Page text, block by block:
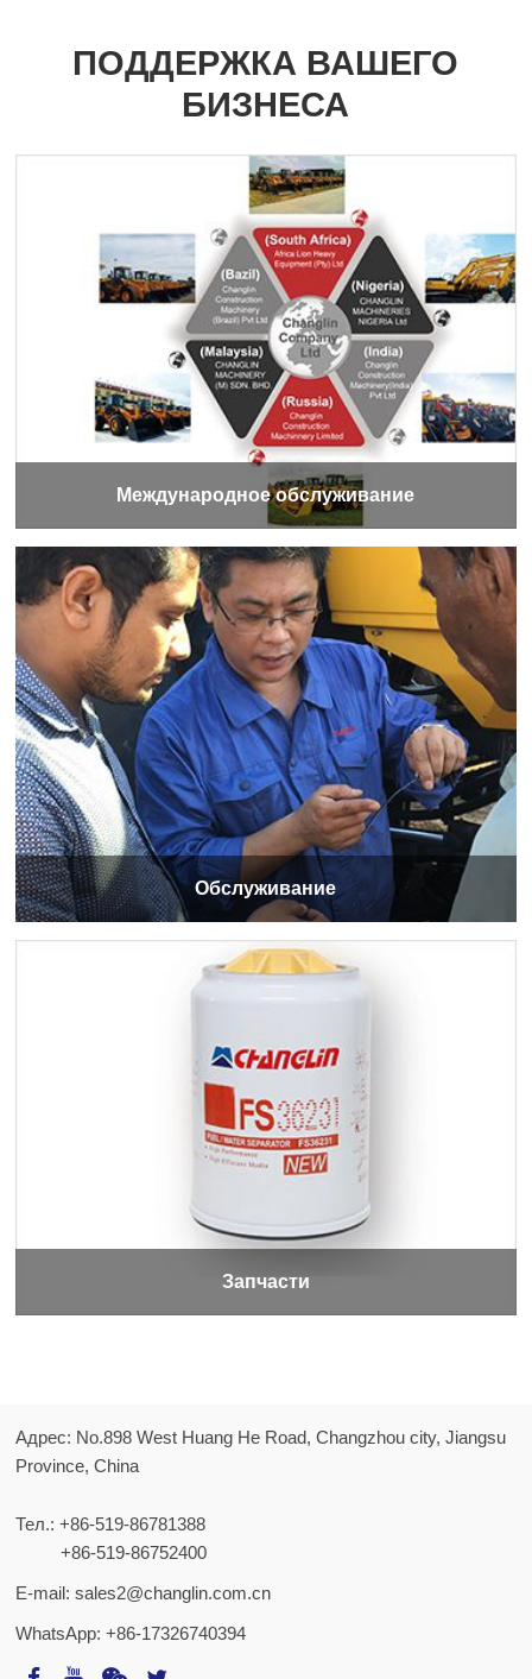
ПОДДЕРЖКА ВАШЕГО
БИЗНЕСА
Международное обслуживание
Обслуживание
Запчасти
Адрес: No.898 West Huang He Road, Changzhou city, Jiangsu
Province, China
Тел.:+86-519-86781388
+86-519-86752400
E-mail:sales2@changlin.com.cn
WhatsApp:+86-17326740394